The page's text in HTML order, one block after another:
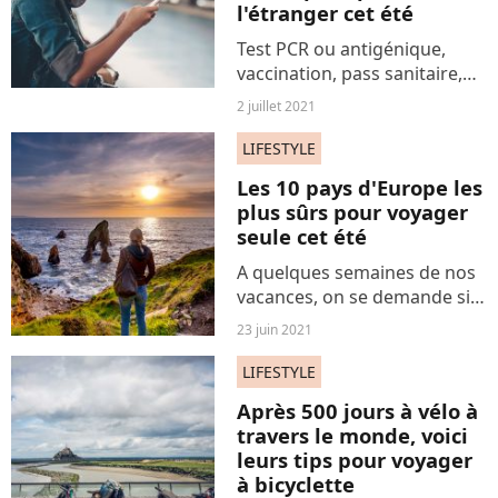
l'étranger cet été
Test PCR ou antigénique,
vaccination, pass sanitaire,
pays de destination... Voici
tout ce qu'il faut savoir avant
de préparer votre voyage à
l'étranger cet été.
2 juillet 2021
LIFESTYLE
Les 10 pays d'Europe les
plus sûrs pour voyager
seule cet été
A quelques semaines de nos
vacances, on se demande si
on n'enverrait pas valser nos
plans pour vadrouiller solo.
Juste nous, le soleil et nos
pensées, face à des paysages
incensés....
23 juin 2021
LIFESTYLE
Après 500 jours à vélo à
travers le monde, voici
leurs tips pour voyager
à bicyclette